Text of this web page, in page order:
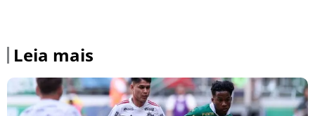
Leia mais